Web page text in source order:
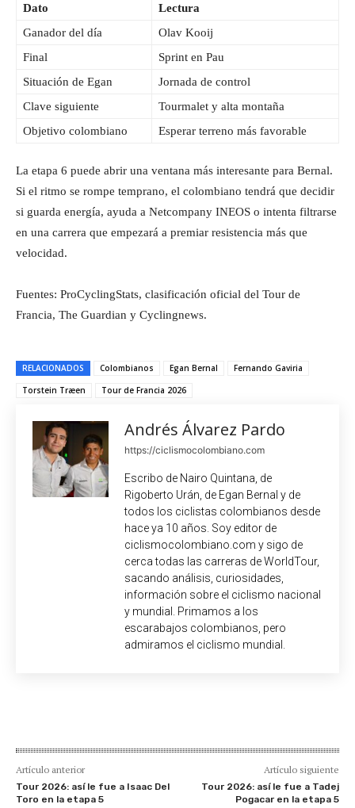
Dato
Lectura
Ganador del día
Olav Kooij
Final
Sprint en Pau
Situación de Egan
Jornada de control
Clave siguiente
Tourmalet y alta montaña
Objetivo colombiano
Esperar terreno más favorable
La etapa 6 puede abrir una ventana más interesante para Bernal.
Si el ritmo se rompe temprano, el colombiano tendrá que decidir
si guarda energía, ayuda a Netcompany INEOS o intenta filtrarse
en una carrera que empezará a premiar resistencia más que
velocidad.
Fuentes: ProCyclingStats, clasificación oficial del Tour de
Francia, The Guardian y Cyclingnews.
RELACIONADOS Colombianos Egan Bernal
Fernando Gaviria
Torstein Træen
Tour de Francia 2026
Andrés Álvarez Pardo
https://ciclismocolombiano.com
Escribo de Nairo Quintana, de
Rigoberto Urán, de Egan Bernal y de
todos los ciclistas colombianos desde
hace ya 10 años. Soy editor de
ciclismocolombiano.com y sigo de
cerca todas las carreras de WorldTour,
sacando análisis, curiosidades,
información sobre el ciclismo nacional
y mundial. Primamos a los
escarabajos colombianos, pero
admiramos el ciclismo mundial.
Artículo anterior
Tour 2026: así le fue a Isaac Del
Toro en la etapa 5
Artículo siguiente
Tour 2026: así le fue a Tadej
Pogacar en la etapa 5